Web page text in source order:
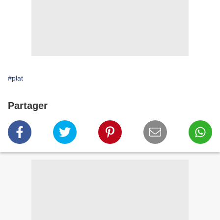
#plat
Partager